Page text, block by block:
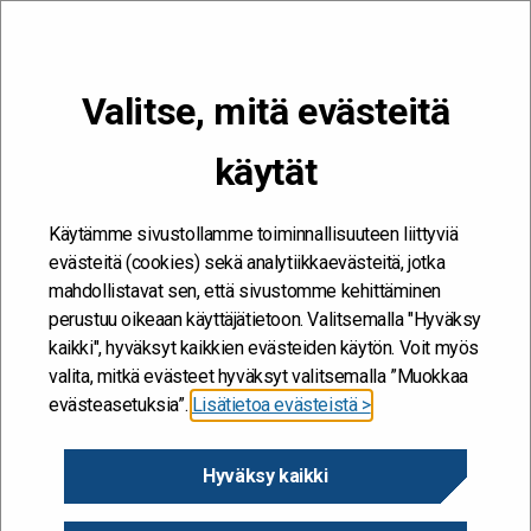
Valitse, mitä evästeitä
käytät
Käytämme sivustollamme toiminnallisuuteen liittyviä
evästeitä (cookies) sekä analytiikkaevästeitä, jotka
mahdollistavat sen, että sivustomme kehittäminen
perustuu oikeaan käyttäjätietoon. Valitsemalla "Hyväksy
kaikki", hyväksyt kaikkien evästeiden käytön. Voit myös
valita, mitkä evästeet hyväksyt valitsemalla ”Muokkaa
evästeasetuksia”. Lisätietoa evästeistä >
Hyväksy kaikki
Kehitän ja kehityn #töissäSuomelle
Resilienssi/Opi jännitteistä
Fasilitoijan ohjeet
Prosessin tarkoitus ja ohjaavat
periaatteet
Työpajasarjan tarkoituksena on vahvistaa organisaation
resilienssiä – kykyä kohdata ja sopeutua ennakoimattomiin
muutoksiin. Tämä tapahtuu kehittämällä yhdessäajattelun
kulttuuria ja luomalla toimintatapoja, jotka mukautuvat